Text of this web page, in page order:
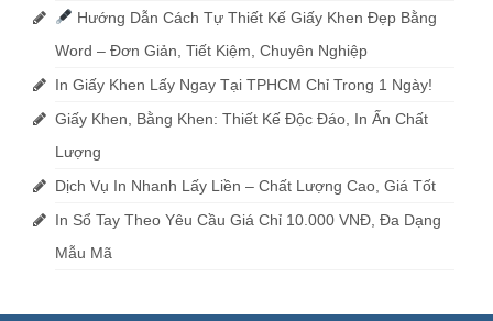
Hướng Dẫn Cách Tự Thiết Kế Giấy Khen Đẹp Bằng
Word – Đơn Giản, Tiết Kiệm, Chuyên Nghiệp
In Giấy Khen Lấy Ngay Tại TPHCM Chỉ Trong 1 Ngày!
Giấy Khen, Bằng Khen: Thiết Kế Độc Đáo, In Ấn Chất
Lượng
Dịch Vụ In Nhanh Lấy Liền – Chất Lượng Cao, Giá Tốt
In Sổ Tay Theo Yêu Cầu Giá Chỉ 10.000 VNĐ, Đa Dạng
Mẫu Mã